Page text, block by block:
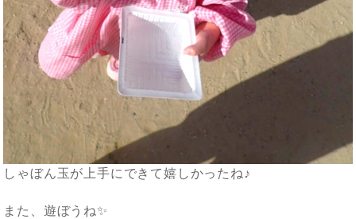
しゃぼん玉が上手にできて嬉しかったね♪
また、遊ぼうね✨